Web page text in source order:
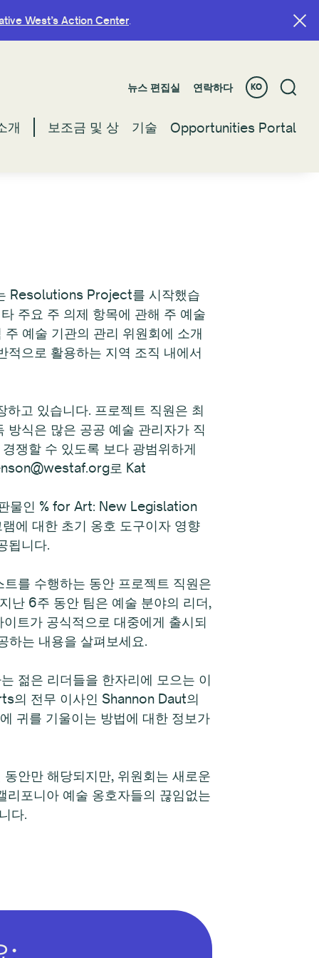
West’s Action Center.
뉴스 편집실 연락하다 KO
개 보조금 및 상 기술 Opportunities Portal
West’s Action Center.
뉴스 편집실 연락하다 KO
개 보조금 및 상 기술 Opportunities Portal
Resolutions Project를 시작했습
주요 주 의제 항목에 관해 주 예술
예술 기관의 관리 위원회에 소개
적으로 활용하는 지역 조직 내에서
고 있습니다. 프로젝트 직원은 최
방식은 많은 공공 예술 관리자가 직
쟁할 수 있도록 보다 광범위하게
로 Kat
물인 % for Art: New Legislation
에 대한 초기 옹호 도구이자 영향
됩니다.
를 수행하는 동안 프로젝트 직원은
난 6주 동안 팀은 예술 분야의 리더,
트가 공식적으로 대중에게 출시되
하는 내용을 살펴보세요.
젊은 리더들을 한자리에 모으는 이
의 전무 이사인 Shannon Daut의
귀를 기울이는 방법에 대한 정보가
안만 해당되지만, 위원회는 새로운
리포니아 예술 옹호자들의 끊임없는
다.